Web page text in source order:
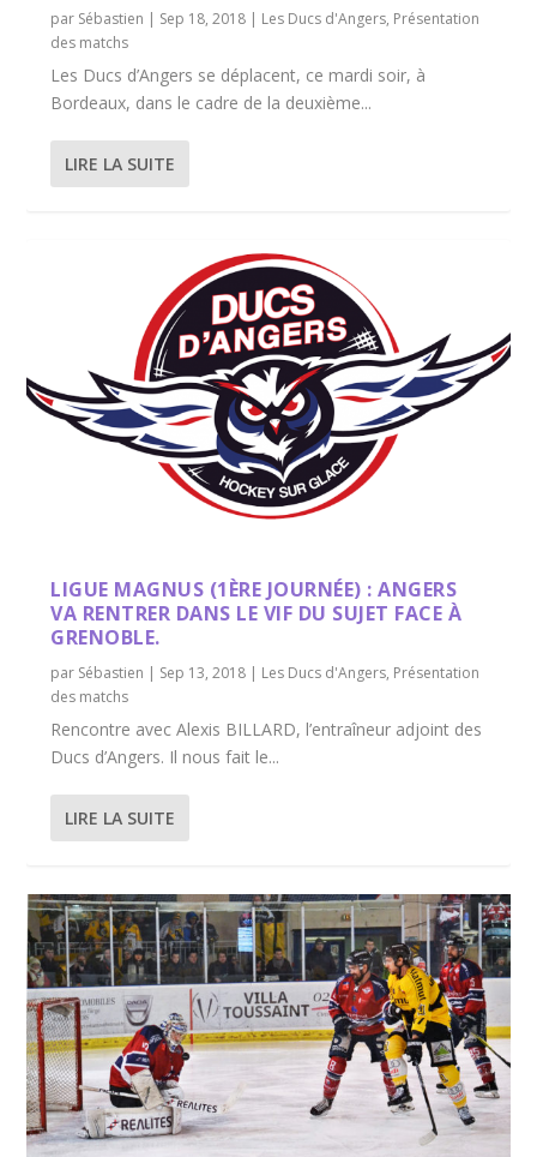
par Sébastien | Sep 18, 2018 | Les Ducs d'Angers, Présentation
des matchs
Les Ducs d’Angers se déplacent, ce mardi soir, à
Bordeaux, dans le cadre de la deuxième...
LIRE LA SUITE
LIGUE MAGNUS (1ÈRE JOURNÉE) : ANGERS
VA RENTRER DANS LE VIF DU SUJET FACE À
GRENOBLE.
par Sébastien | Sep 13, 2018 | Les Ducs d'Angers, Présentation
des matchs
Rencontre avec Alexis BILLARD, l’entraîneur adjoint des
Ducs d’Angers. Il nous fait le...
LIRE LA SUITE